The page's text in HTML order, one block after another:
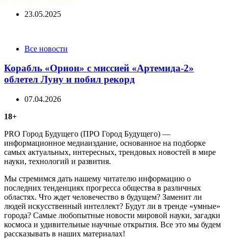
23.05.2025
CategoriesВсе новости
Корабль «Орион» с миссией «Артемида-2»
облетел Луну и побил рекорд
07.04.2026
18+
PRO Город Будущего (ПРО Город Будущего) —
информационное медиаиздание, основанное на подборке
самых актуальных, интересных, трендовых новостей в мире
науки, технологий и развития.
Мы стремимся дать нашему читателю информацию о
последних тенденциях прогресса общества в различных
областях. Что ждет человечество в будущем? Заменит ли
людей искусственный интеллект? Будут ли в тренде «умные»
города? Самые любопытные новости мировой науки, загадки
космоса и удивительные научные открытия. Все это мы будем
рассказывать в наших материалах!